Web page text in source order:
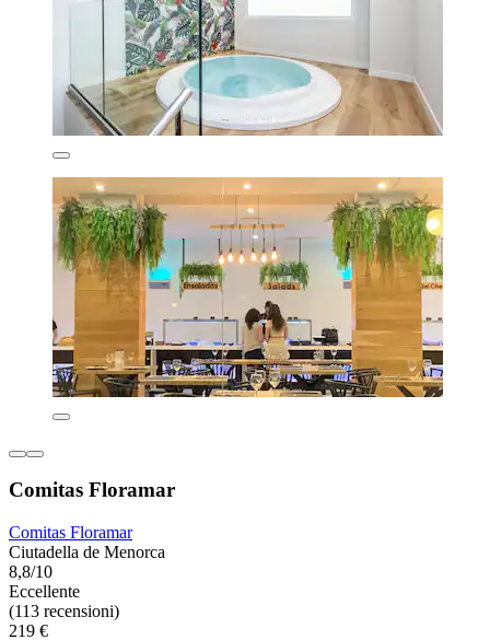
Comitas Floramar
Comitas Floramar
Ciutadella de Menorca
8,8/10
Eccellente
(113 recensioni)
219 €